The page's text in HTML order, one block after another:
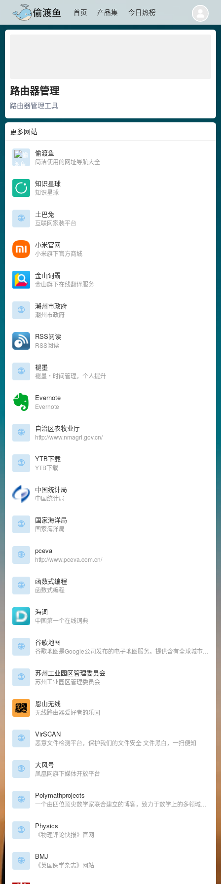
首页 产品集 今日热榜
路由器管理
路由器管理工具
更多网站
偷渡鱼
简洁使用的网址导航大全
知识星球
知识星球
土巴兔
互联网家装平台
小米官网
小米旗下官方商城
金山词霸
金山旗下在线翻译服务
潮州市政府
潮州市政府
RSS阅读
RSS阅读
褪墨
褪墨・时间管理，个人提升
Evernote
Evernote
自治区农牧业厅
http://www.nmagri.gov.cn/
YTB下载
YTB下载
中国统计局
中国统计局
国家海洋局
国家海洋局
pceva
http://www.pceva.com.cn/
函数式编程
函数式编程
海词
中国第一个在线词典
谷歌地图
苏州工业园区管理委员会
苏州工业园区管理委员会
恩山无线
无线路由器爱好者的乐园
VirSCAN
恶意文件检测平台，保护我们的文件安全 文件黑白，一扫便知
大风号
凤凰网旗下媒体开放平台
Polymathprojects
Physics
《物理评论快报》官网
BMJ
《英国医学杂志》网站